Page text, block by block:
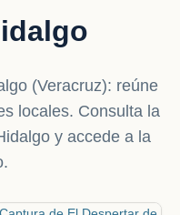
(Veracruz): reúne
locales. Consulta la
y accede a la